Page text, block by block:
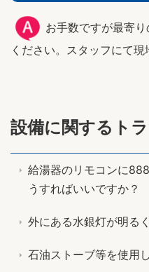
お手数ですが最寄
ください。スタッフにて現
設備に関するト
給湯器のリモコンに
うすればいいですか？
外にある水銀灯が明る
石油ストーブ等を使用